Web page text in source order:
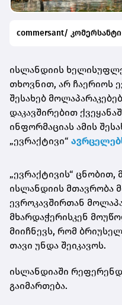
commersant/ კომერსანტი
ისლანდიის
თხოვნით, არ ჩაერიოს
შესახებ
დაკავშირებით
ინფორმაციას ამის
„ევრაქტივი“
„ევრაქტივის“ ცნობით,
ისლანდიის მთავრობა
ევროკავშირთან
მხარდაჭერისკენ
მიიჩნევს, რომ
თავი უნდა შეიკავოს.
ისლანდიაში
გაიმართება.